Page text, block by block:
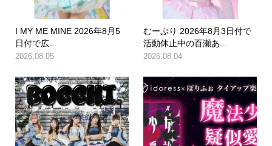
I MY ME MINE 2026年8月5
日付で広...
2026.08.05
むーぷり 2026年8月3日付で
活動休止中の百瀬あ...
2026.08.04